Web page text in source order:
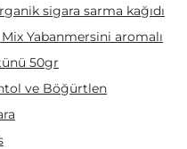
sigara sarma kağıdı
Yabanmersini aromalı
50gr
ve Böğürtlen